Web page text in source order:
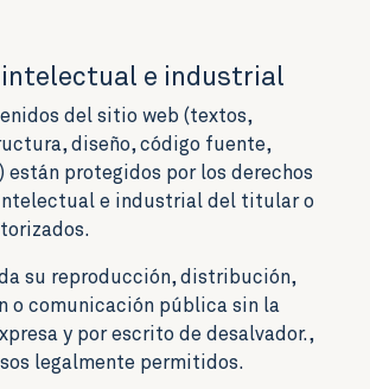
intelectual e industrial
del sitio web (textos,
diseño, código fuente,
están protegidos por los derechos
e industrial del titular o
su reproducción, distribución,
o comunicación pública sin la
y por escrito de desalvador.,
legalmente permitidos.